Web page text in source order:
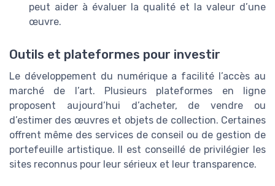
peut aider à évaluer la qualité et la valeur d’une
œuvre.
Outils et plateformes pour investir
Le développement du numérique a facilité l’accès au
marché de l’art. Plusieurs plateformes en ligne
proposent aujourd’hui d’acheter, de vendre ou
d’estimer des œuvres et objets de collection. Certaines
offrent même des services de conseil ou de gestion de
portefeuille artistique. Il est conseillé de privilégier les
sites reconnus pour leur sérieux et leur transparence.